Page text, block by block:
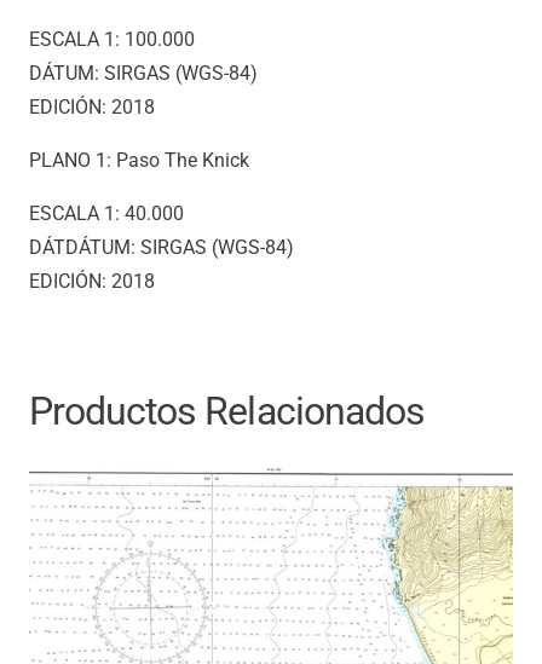
cantidad
ESCALA 1: 100.000
DÁTUM: SIRGAS (WGS-84)
EDICIÓN: 2018
PLANO 1: Paso The Knick
ESCALA 1: 40.000
DÁTDÁTUM: SIRGAS (WGS-84)
EDICIÓN: 2018
Productos Relacionados